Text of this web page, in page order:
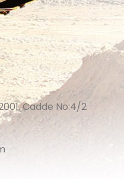
Cadde No:4/2